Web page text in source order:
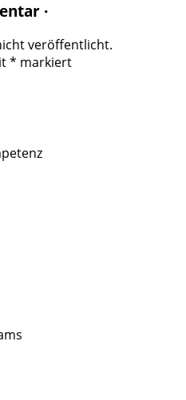
·
veröffentlicht.
* markiert